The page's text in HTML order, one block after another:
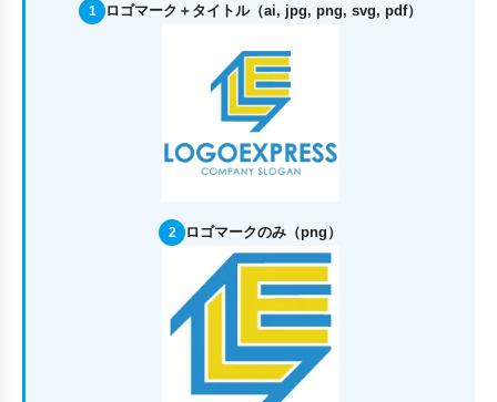
1 ロゴマーク＋タイトル（ai, jpg, png, svg, pdf）
2 ロゴマークのみ（png）